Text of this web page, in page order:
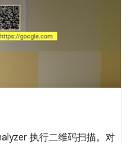
执行二维码扫描。对